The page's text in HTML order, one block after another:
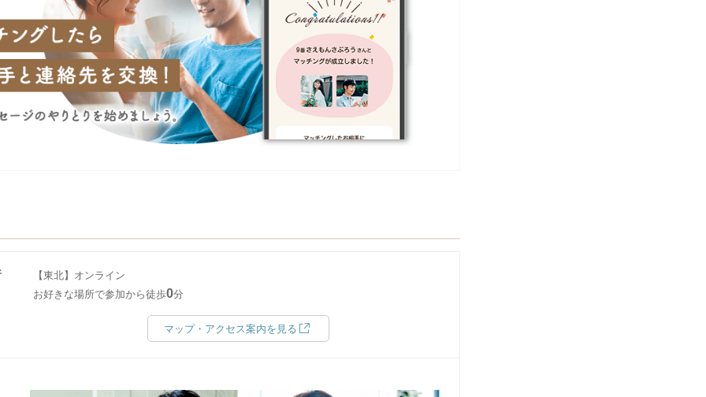
【東北】オンライン
お好きな場所で参加から徒歩0分
マップ・アクセス案内を見る